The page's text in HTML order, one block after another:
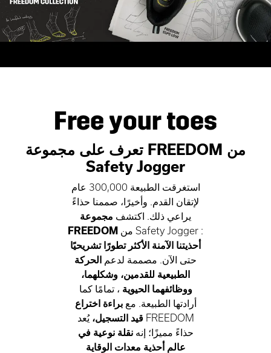
Free your toes
تعرف على مجموعة FREEDOM من
Safety Jogger
استغرقت الطبيعة 300,000 عام
لإتقان القدم. وأخيرًا، صممنا حذاءً
يراعي ذلك. اكتشف مجموعة
FREEDOM
من Safety Jogger :
أحذيتنا الآمنة الأكثر تطورًا تشريحيًا
حتى الآن. مصممة لدعم الحركة
الطبيعية للقدمين، وشكلهما،
ووظائفهما الحيوية ، تمامًا كما
أرادتها الطبيعة. معبراءة اختراع
قيد التسجيل، يُعد FREEDOM
حذاءً مميزًا؛ إنهنقلة نوعية في
عالم أحذية معدات الوقاية